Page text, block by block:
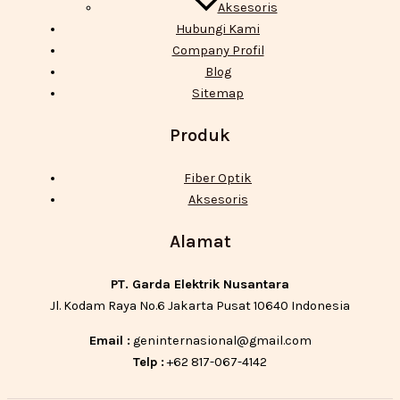
Aksesoris
Hubungi Kami
Company Profil
Blog
Sitemap
Produk
Fiber Optik
Aksesoris
Alamat
PT. Garda Elektrik Nusantara
Jl. Kodam Raya No.6 Jakarta Pusat 10640 Indonesia
Email : geninternasional@gmail.com
Telp :+62 817-067-4142